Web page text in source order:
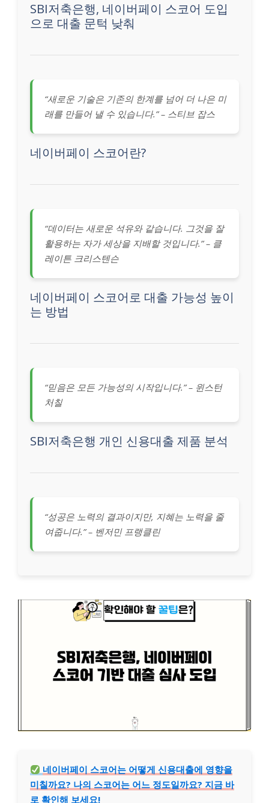
SBI저축은행, 네이버페이 스코어 도입
으로 대출 문턱 낮춰
“새로운 기술은 기존의 한계를 넘어 더 나은 미
래를 만들어 낼 수 있습니다.” – 스티브 잡스
네이버페이 스코어란?
“데이터는 새로운 석유와 같습니다. 그것을 잘
활용하는 자가 세상을 지배할 것입니다.” – 클
레이튼 크리스텐슨
네이버페이 스코어로 대출 가능성 높이
는 방법
“믿음은 모든 가능성의 시작입니다.” – 윈스턴
처칠
SBI저축은행 개인 신용대출 제품 분석
“성공은 노력의 결과이지만, 지혜는 노력을 줄
여줍니다.” – 벤저민 프랭클린
네이버페이 스코어는 어떻게 신용대출에 영향을
미칠까요? 나의 스코어는 어느 정도일까요? 지금 바
로 확인해 보세요!